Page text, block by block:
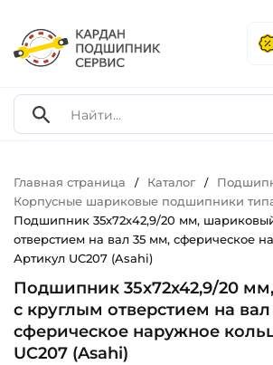
Главная страница / Каталог /
Корпусные шариковые подшипники
Подшипник 35х72х42,9/20 мм,
отверстием на вал 35 мм, сферическое
Артикул UC207 (Asahi)
Подшипник 35х72х42,9/20
с круглым отверстием на
сферическое наружное
UC207 (Asahi)